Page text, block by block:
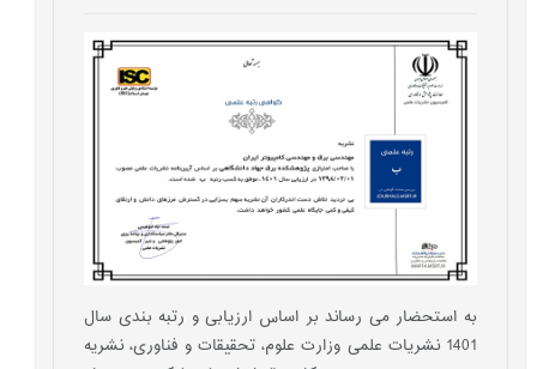
به استحضار می­ رساند بر اساس ارزیابی و رتبه ­بندی سال
1401 نشریات علمی وزارت علوم، تحقیقات و فناوری، نشریه